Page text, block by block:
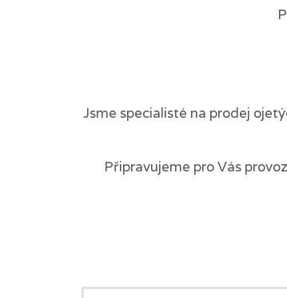
Jsme specialisté na prodej
Připravujeme pro Vás